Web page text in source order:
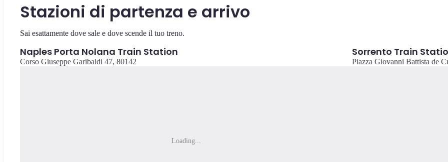
Stazioni di partenza e arrivo
Sai esattamente dove sale e dove scende il tuo treno.
Naples Porta Nolana Train Station
Corso Giuseppe Garibaldi 47, 80142
Sorrento Train
Piazza Giovanni Battista de
Loading...